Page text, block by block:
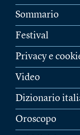
Sommario
Festival
Privacy e
Video
Dizionario
Oroscopo